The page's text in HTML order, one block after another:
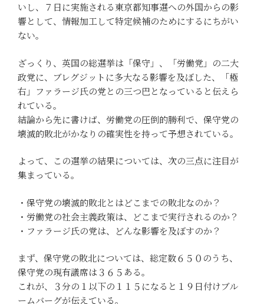
いし、７日に実施される東京都知事選への外国からの影
響として、情報加工して特定候補のためにするにちがい
ない。
ざっくり、英国の総選挙は「保守」、「労働党」の二大
政党に、ブレグジットに多大なる影響を及ぼした、「極
右」ファラージ氏の党との三つ巴となっていると伝えら
れている。
結論から先に書けば、労働党の圧倒的勝利で、保守党の
壊滅的敗北がかなりの確実性を持って予想されている。
よって、この選挙の結果については、次の三点に注目が
集まっている。
・保守党の壊滅的敗北とはどこまでの敗北なのか？
・労働党の社会主義政策は、どこまで実行されるのか？
・ファラージ氏の党は、どんな影響を及ぼすのか？
まず、保守党の敗北については、総定数６５０のうち、
保守党の現有議席は３６５ある。
これが、３分の１以下の１１５になると１９日付けブル
ームバーグが伝えている。